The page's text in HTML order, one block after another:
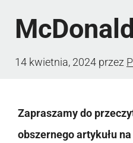
14 kwietnia, 2024 przez
Zapraszamy do
obszernego artykułu